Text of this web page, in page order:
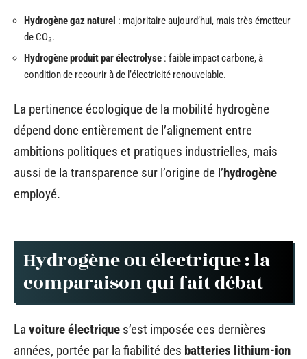
Hydrogène gaz naturel : majoritaire aujourd’hui, mais très émetteur
de CO₂.
Hydrogène produit par électrolyse : faible impact carbone, à
condition de recourir à de l’électricité renouvelable.
La pertinence écologique de la mobilité hydrogène
dépend donc entièrement de l’alignement entre
ambitions politiques et pratiques industrielles, mais
aussi de la transparence sur l’origine de l’hydrogène
employé.
Hydrogène ou électrique : la
comparaison qui fait débat
La voiture électrique s’est imposée ces dernières
années, portée par la fiabilité des batteries lithium-ion